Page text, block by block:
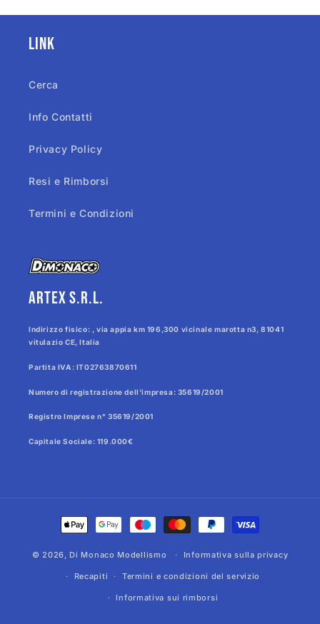
Link
Cerca
Info Contatti
Privacy Policy
Resi e Rimborsi
Termini e Condizioni
Artex s.r.l.
Indirizzo fisico: , via appia km 196,300 vicinale marotta n3, 81041
vitulazio CE, Italia
Partita IVA: IT02763870611
Numero di registrazione dell'impresa: 35619/2001
Registro Imprese n° 35619/2001
Capitale Sociale: 119.000€
Metodi
di
pagamento
© 2026, Di Monaco Modellismo Informativa sulla privacy
Recapiti Termini e condizioni del servizio
Informativa sui rimborsi